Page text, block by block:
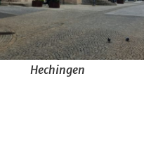
Hechingen